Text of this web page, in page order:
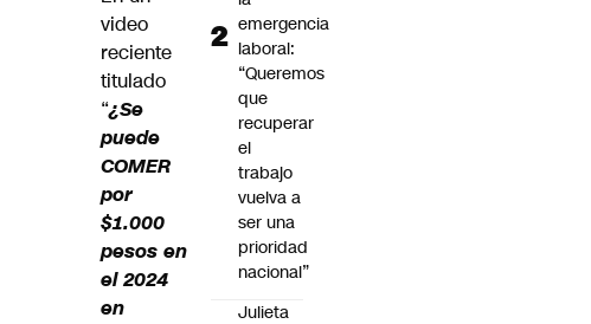
video
reciente
titulado
“¿Se
puede
COMER
por
$1.000
pesos en
el 2024
en
emergencia
laboral:
“Queremos
que
recuperar
el
trabajo
vuelva a
ser una
prioridad
nacional”
Julieta